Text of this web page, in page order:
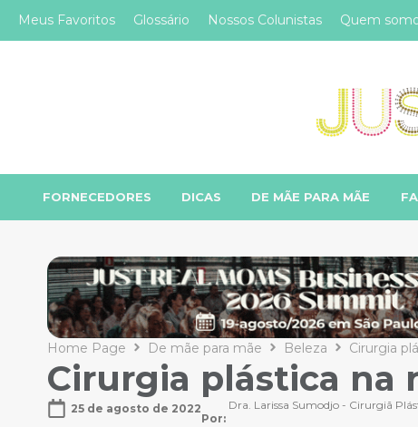
Meus Favoritos Glossário Nossos Colunistas Quem
FORNECEDORES DICAS DE MÃE PARA MÃE
Home Page De mãe para mãe Beleza Cirurgia
Cirurgia plástica na
25 de agosto de 2022
Por:
Dra. Larissa Sumodjo - Cirurgiã